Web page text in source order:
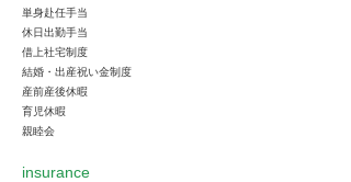
単身赴任手当
休日出勤手当
借上社宅制度
結婚・出産祝い金制度
産前産後休暇
育児休暇
親睦会
insurance